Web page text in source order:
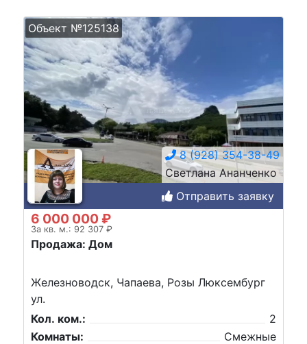
Объект №125138
8 (928) 354-38-49
Светлана Ананченко
Отправить заявку
6 000 000 ₽
За кв. м.: 92 307 ₽
Продажа: Дом
Железноводск, Чапаева, Розы Люксембург
ул.
Кол. ком.:
2
Комнаты:
Смежные